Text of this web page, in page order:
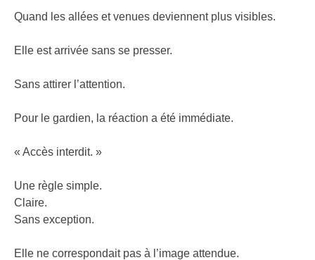
Quand les allées et venues deviennent plus visibles.
Elle est arrivée sans se presser.
Sans attirer l’attention.
Pour le gardien, la réaction a été immédiate.
« Accès interdit. »
Une règle simple.
Claire.
Sans exception.
Elle ne correspondait pas à l’image attendue.